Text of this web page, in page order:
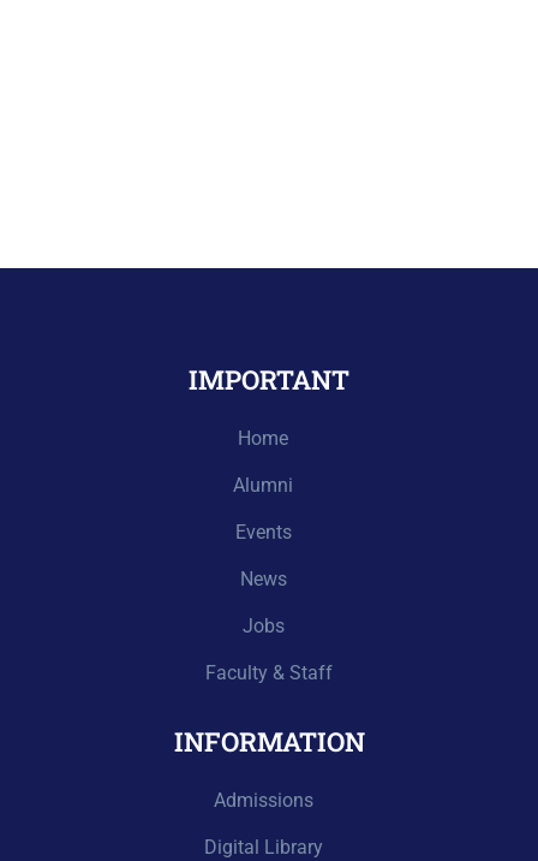
IMPORTANT
Home
Alumni
Events
News
Jobs
Faculty & Staff
INFORMATION
Admissions
Digital Library